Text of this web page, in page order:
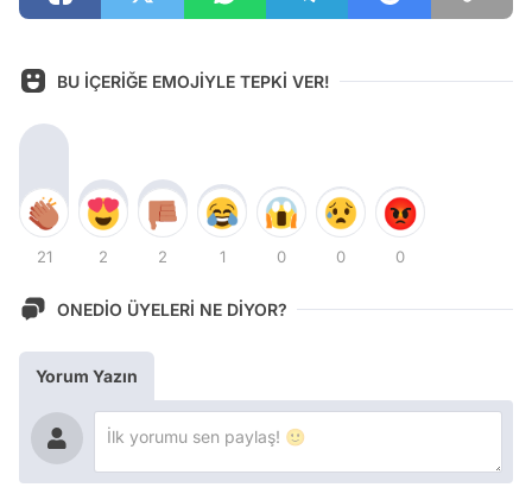
BU İÇERİĞE EMOJİYLE TEPKİ VER!
21 2 2 1 0 0 0
ONEDİO ÜYELERİ NE DİYOR?
Yorum Yazın